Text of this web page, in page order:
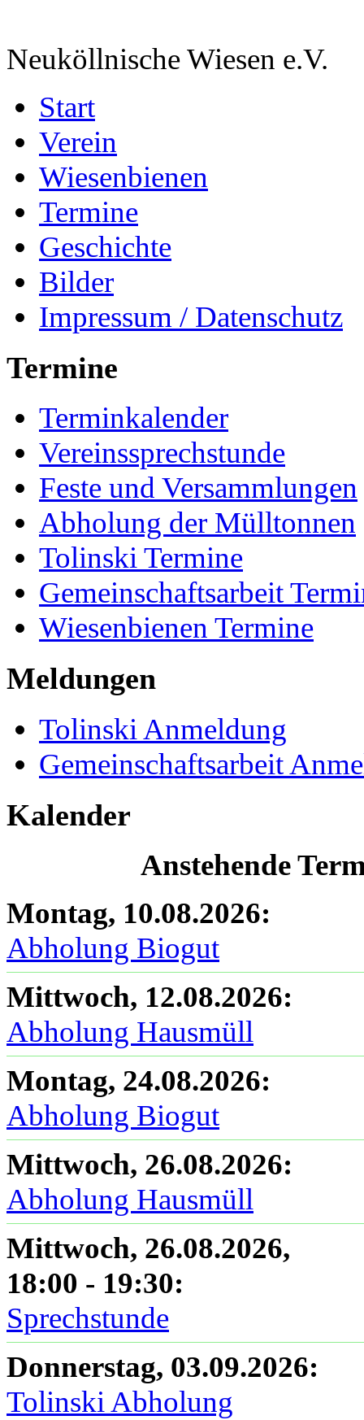
Neuköllnische Wiesen e.V.
Start
Verein
Wiesenbienen
Termine
Geschichte
Bilder
Impressum / Datenschutz
Termine
Terminkalender
Vereinssprechstunde
Feste und Versammlungen
Abholung der Mülltonnen
Tolinski Termine
Gemeinschaftsarbeit
Wiesenbienen Termine
Meldungen
Tolinski Anmeldung
Gemeinschaftsarbeit
Kalender
Anstehende
Montag, 10.08.2026:
Abholung Biogut
Mittwoch, 12.08.2026:
Abholung Hausmüll
Montag, 24.08.2026:
Abholung Biogut
Mittwoch, 26.08.2026:
Abholung Hausmüll
Mittwoch, 26.08.2026,
18:00 - 19:30:
Sprechstunde
Donnerstag, 03.09.2026:
Tolinski Abholung